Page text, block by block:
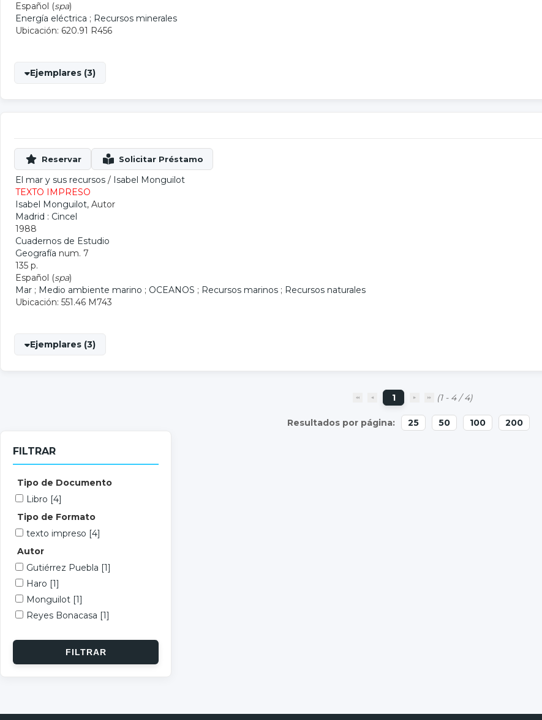
Español (spa)
Energía eléctrica ; Recursos minerales
Ubicación: 620.91 R456
Ejemplares (3)
El mar y sus recursos / Isabel Monguilot
TEXTO IMPRESO
Isabel Monguilot, Autor
Madrid : Cincel
1988
Cuadernos de Estudio
Geografía num. 7
135 p.
Español (spa)
Mar ; Medio ambiente marino ; OCEANOS ; Recursos marinos ; Recursos naturales
Ubicación: 551.46 M743
Ejemplares (3)
1 (1 - 4 / 4)
25 50 100 200
FILTRAR
Tipo de Documento
Libro [4]
Tipo de Formato
texto impreso [4]
Autor
Gutiérrez Puebla [1]
Haro [1]
Monguilot [1]
Reyes Bonacasa [1]